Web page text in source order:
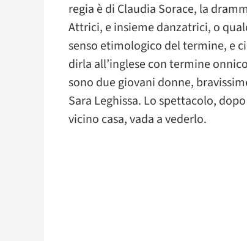
regia è di Claudia Sorace, la
Attrici, e insieme danzatrici, o
senso etimologico del termine, e
dirla all’inglese con termine
sono due giovani donne,
Sara Leghissa. Lo spettacolo,
vicino casa, vada a vederlo.